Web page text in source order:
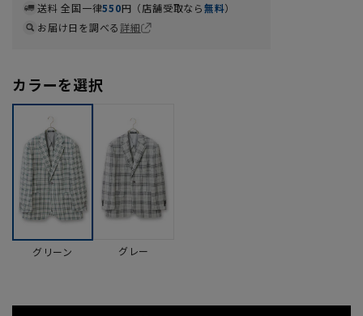
送料 全国一律550円（店舗受取なら無料）
お届け日を調べる詳細
カラーを選択
グリーン グレー